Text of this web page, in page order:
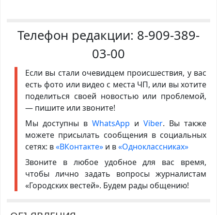
Телефон редакции: 8-909-389-
03-00
Если вы стали очевидцем происшествия, у вас
есть фото или видео с места ЧП, или вы хотите
поделиться своей новостью или проблемой,
— пишите или звоните!
Мы доступны в WhatsApp иViber. Вы также
можете присылать сообщения в социальных
сетях: в«ВКонтакте»и в«Одноклассниках»
Звоните в любое удобное для вас время,
чтобы лично задать вопросы журналистам
«Городских вестей». Будем рады общению!